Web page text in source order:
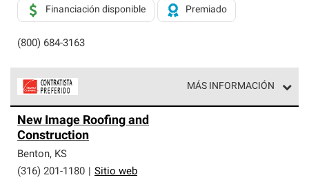
(800) 684-3163
Financiación disponible Premiado
MÁS INFORMACIÓN
parte de una red exclusiva de profesionales de techos
que cumplen con altos estándares y requisitos estrictos
de profesionalismo y confiabilidad.
New Image Roofing and
Construction
Benton, KS
(316) 201-1180
Sitio web